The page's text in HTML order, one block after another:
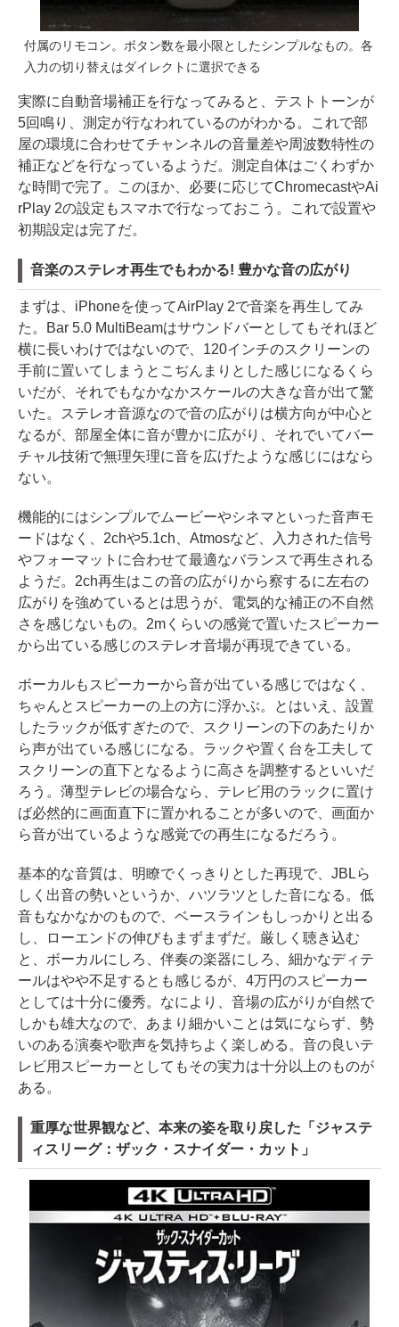
付属のリモコン。ボタン数を最小限としたシンプルなもの。各
入力の切り替えはダイレクトに選択できる
実際に自動音場補正を行なってみると、テストトーンが
5回鳴り、測定が行なわれているのがわかる。これで部
屋の環境に合わせてチャンネルの音量差や周波数特性の
補正などを行なっているようだ。測定自体はごくわずか
な時間で完了。このほか、必要に応じてChromecastやAi
rPlay 2の設定もスマホで行なっておこう。これで設置や
初期設定は完了だ。
音楽のステレオ再生でもわかる! 豊かな音の広がり
まずは、iPhoneを使ってAirPlay 2で音楽を再生してみ
た。Bar 5.0 MultiBeamはサウンドバーとしてもそれほど
横に長いわけではないので、120インチのスクリーンの
手前に置いてしまうとこぢんまりとした感じになるくら
いだが、それでもなかなかスケールの大きな音が出て驚
いた。ステレオ音源なので音の広がりは横方向が中心と
なるが、部屋全体に音が豊かに広がり、それでいてバー
チャル技術で無理矢理に音を広げたような感じにはなら
ない。
機能的にはシンプルでムービーやシネマといった音声モ
ードはなく、2chや5.1ch、Atmosなど、入力された信号
やフォーマットに合わせて最適なバランスで再生される
ようだ。2ch再生はこの音の広がりから察するに左右の
広がりを強めているとは思うが、電気的な補正の不自然
さを感じないもの。2mくらいの感覚で置いたスピーカー
から出ている感じのステレオ音場が再現できている。
ボーカルもスピーカーから音が出ている感じではなく、
ちゃんとスピーカーの上の方に浮かぶ。とはいえ、設置
したラックが低すぎたので、スクリーンの下のあたりか
ら声が出ている感じになる。ラックや置く台を工夫して
スクリーンの直下となるように高さを調整するといいだ
ろう。薄型テレビの場合なら、テレビ用のラックに置け
ば必然的に画面直下に置かれることが多いので、画面か
ら音が出ているような感覚での再生になるだろう。
基本的な音質は、明瞭でくっきりとした再現で、JBLら
しく出音の勢いというか、ハツラツとした音になる。低
音もなかなかのもので、ベースラインもしっかりと出る
し、ローエンドの伸びもまずまずだ。厳しく聴き込む
と、ボーカルにしろ、伴奏の楽器にしろ、細かなディテ
ールはやや不足するとも感じるが、4万円のスピーカー
としては十分に優秀。なにより、音場の広がりが自然で
しかも雄大なので、あまり細かいことは気にならず、勢
いのある演奏や歌声を気持ちよく楽しめる。音の良いテ
レビ用スピーカーとしてもその実力は十分以上のものが
ある。
重厚な世界観など、本来の姿を取り戻した「ジャステ
ィスリーグ：ザック・スナイダー・カット」